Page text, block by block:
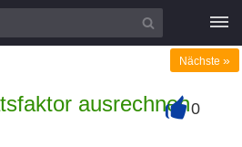
ausrechnen
Nächste »
0